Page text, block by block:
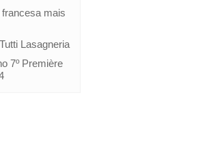
mais
Lasagneria
7º Première